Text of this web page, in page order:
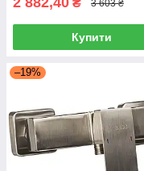
₴ 3 603 ₴
Купити
–19%